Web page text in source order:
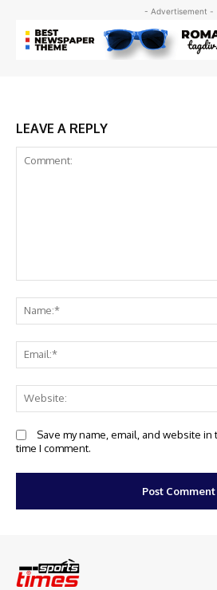
- Advertisement -
LEAVE A REPLY
Comment:
Save my name, email, and website
time I comment.